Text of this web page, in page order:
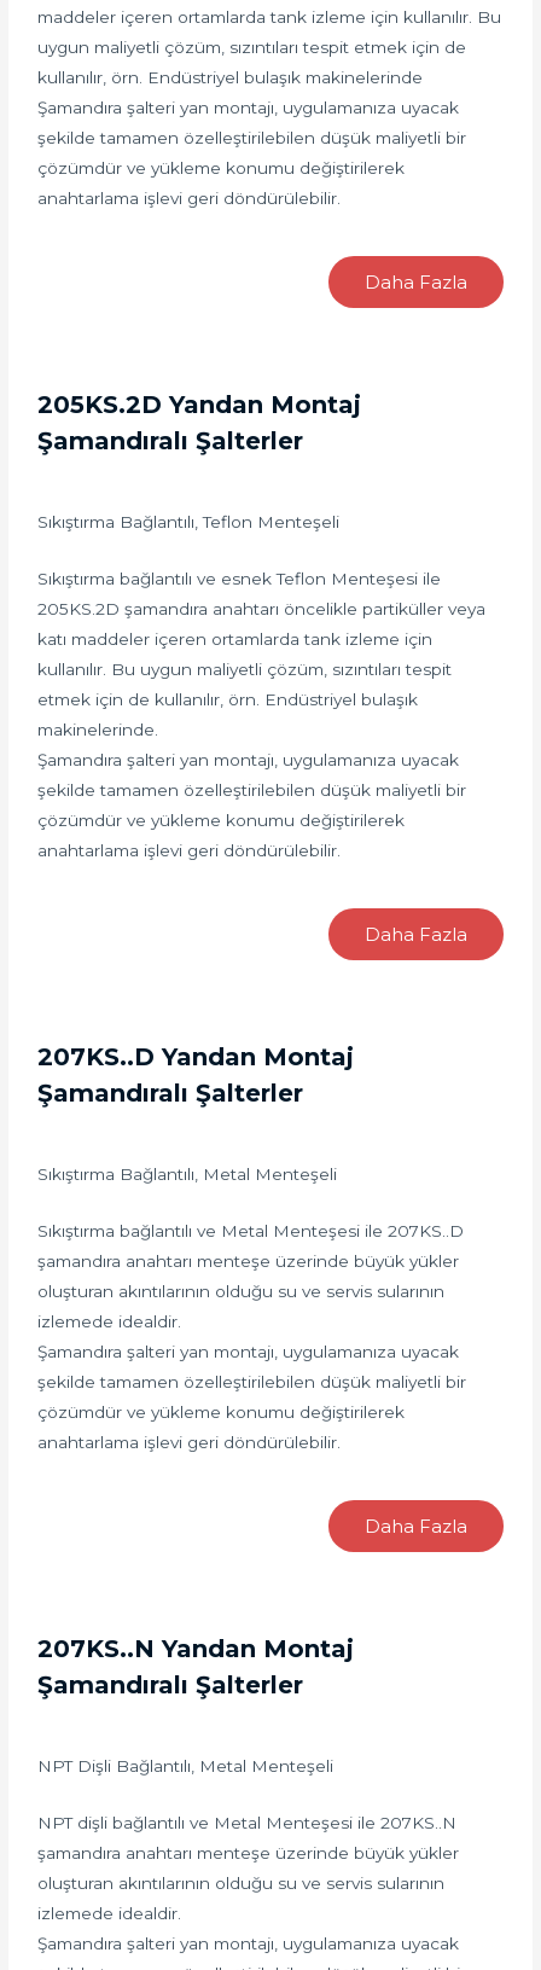
maddeler içeren ortamlarda tank izleme için kullanılır. Bu
uygun maliyetli çözüm, sızıntıları tespit etmek için de
kullanılır, örn. Endüstriyel bulaşık makinelerinde
Şamandıra şalteri yan montajı, uygulamanıza uyacak
şekilde tamamen özelleştirilebilen düşük maliyetli bir
çözümdür ve yükleme konumu değiştirilerek
anahtarlama işlevi geri döndürülebilir.
Daha Fazla
205KS.2D Yandan Montaj
Şamandıralı Şalterler
Sıkıştırma Bağlantılı, Teflon Menteşeli
Sıkıştırma bağlantılı ve esnek Teflon Menteşesi ile
205KS.2D şamandıra anahtarı öncelikle partiküller veya
katı maddeler içeren ortamlarda tank izleme için
kullanılır. Bu uygun maliyetli çözüm, sızıntıları tespit
etmek için de kullanılır, örn. Endüstriyel bulaşık
makinelerinde.
Şamandıra şalteri yan montajı, uygulamanıza uyacak
şekilde tamamen özelleştirilebilen düşük maliyetli bir
çözümdür ve yükleme konumu değiştirilerek
anahtarlama işlevi geri döndürülebilir.
Daha Fazla
207KS..D Yandan Montaj
Şamandıralı Şalterler
Sıkıştırma Bağlantılı, Metal Menteşeli
Sıkıştırma bağlantılı ve Metal Menteşesi ile 207KS..D
şamandıra anahtarı menteşe üzerinde büyük yükler
oluşturan akıntılarının olduğu su ve servis sularının
izlemede idealdir.
Şamandıra şalteri yan montajı, uygulamanıza uyacak
şekilde tamamen özelleştirilebilen düşük maliyetli bir
çözümdür ve yükleme konumu değiştirilerek
anahtarlama işlevi geri döndürülebilir.
Daha Fazla
207KS..N Yandan Montaj
Şamandıralı Şalterler
NPT Dişli Bağlantılı, Metal Menteşeli
NPT dişli bağlantılı ve Metal Menteşesi ile 207KS..N
şamandıra anahtarı menteşe üzerinde büyük yükler
oluşturan akıntılarının olduğu su ve servis sularının
izlemede idealdir.
Şamandıra şalteri yan montajı, uygulamanıza uyacak